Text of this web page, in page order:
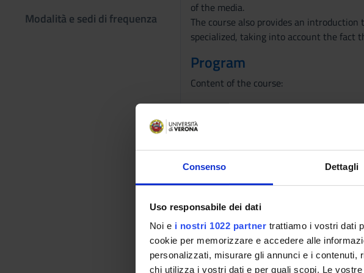
Consenso Dettagli
Uso responsabile dei dati
Noi e i nostri 1022 partner trattiamo i vostri dati
cookie per memorizzare e accedere alle
personalizzati, misurare gli annunci e i
chi utilizza i vostri dati e per quali scopi. Le
Modalità e sedi di frequenza
of the media.
The course also provides an
specialized, taking into account the
Program
Content of the course:
- Introduction to the field of law, with
- Forms of state and of government.
- The European Union.
- The sources of law.
- The Constitutional Court.